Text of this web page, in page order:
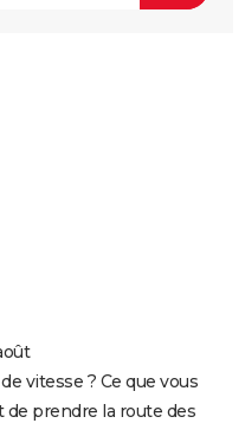
vitesse ? Ce que vous
prendre la route des